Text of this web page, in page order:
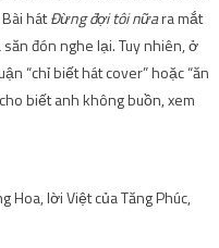
hátĐừng đợi tôi nữara mắt
đón nghe lại. Tuy nhiên, ở
“chỉ biết hát cover” hoặc “ăn
biết anh không buồn, xem